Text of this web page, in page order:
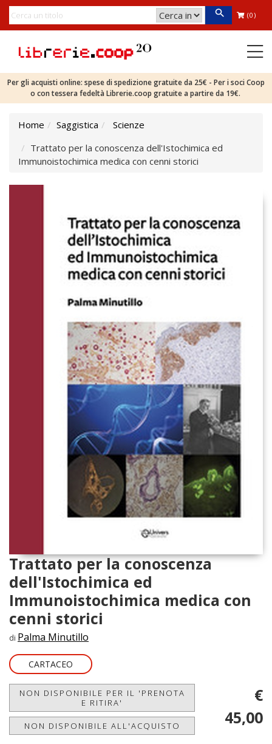
(0)
Per gli acquisti online: spese di spedizione gratuite da 25€ - Per i soci Coop
o con tessera fedeltà Librerie.coop gratuite a partire da 19€.
Home Saggistica
Scienze
Trattato per la conoscenza dell'Istochimica ed
Immunoistochimica medica con cenni storici
Trattato per la conoscenza
dell'Istochimica ed
Immunoistochimica medica con
cenni storici
di Palma Minutillo
CARTACEO
NON DISPONIBILE PER IL 'PRENOTA
E RITIRA'
NON DISPONIBILE ALL'ACQUISTO
€
45,00